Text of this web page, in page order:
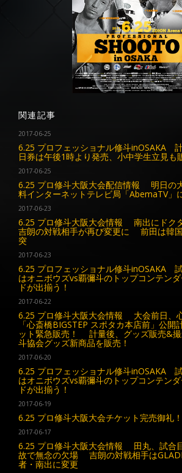
関連記事
2017-06-25
6.25 プロフェッショナル修斗inOSAKA
日券は午後1時より発売、小中学生立見も
2017-06-25
6.25 プロ修斗大阪大会配信情報 明日の
料インターネットテレビ局「AbemaTV」
2017-06-23
6.25 プロ修斗大阪大会情報 南出にドク
吉朗の対戦相手が再び変更に 前田は韓
突
2017-06-23
6.25 プロフェッショナル修斗inOSAKA
はオニボウズvs覇彌斗のトップコンテン
ドが出揃う！
2017-06-22
6.25 プロ修斗大阪大会情報 大会前日、
「心斎橋BIGSTEP スポタカ本店前」公開
ット緊急販売！ 計量後、グッズ販売&
斗協会グッズ新商品を販売！
2017-06-20
6.25 プロフェッショナル修斗inOSAKA
はオニボウズvs覇彌斗のトップコンテン
ドが出揃う！
2017-06-19
6.25 プロ修斗大阪大会チケット完売御礼！
2017-06-17
6.25 プロ修斗大阪大会情報 田丸、試合
故で無念の欠場 吉朗の対戦相手は
者・南出に変更